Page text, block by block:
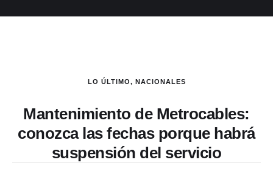
LO ÚLTIMO, NACIONALES
Mantenimiento de Metrocables:
conozca las fechas porque habrá
suspensión del servicio